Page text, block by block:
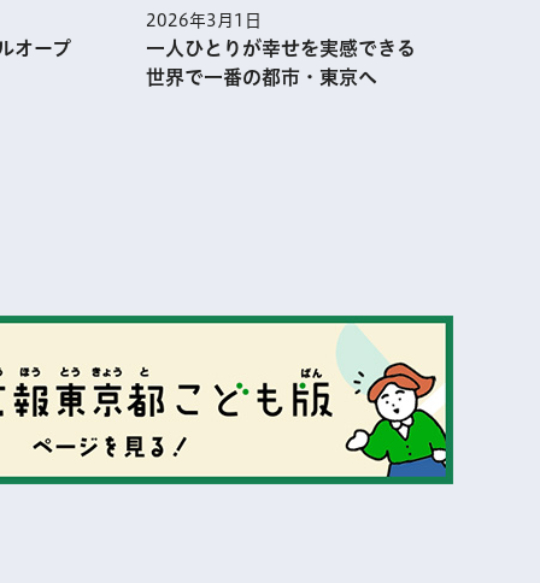
オープ
2026年3月1日
一人ひとりが幸せを実感できる
世界で一番の都市・東京へ